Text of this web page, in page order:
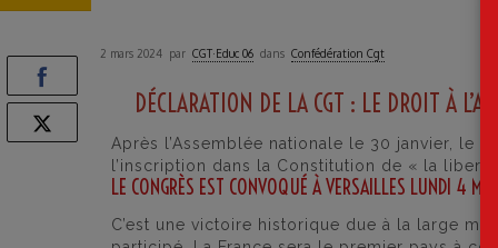
2 mars 2024 par CGT·Educ 06 dans Confédération Cgt
DÉCLARATION DE LA CGT : LE DROIT À
Après l’Assemblée nationale le 30 janvier, le
l’inscription dans la Constitution de « la
LE CONGRÈS EST CONVOQUÉ À VERSAILLES LUNDI 4
C’est une victoire historique due à la large